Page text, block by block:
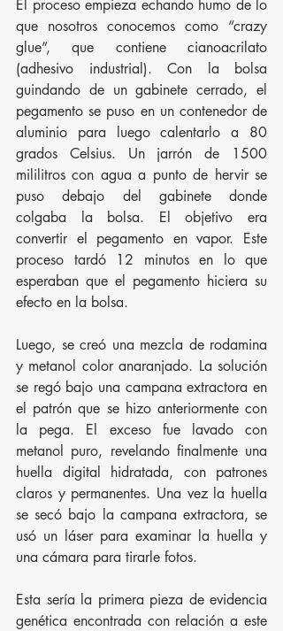
El proceso empieza echando humo de lo
que nosotros conocemos como “crazy
glue”, que contiene cianoacrilato
(adhesivo industrial). Con la bolsa
guindando de un gabinete cerrado, el
pegamento se puso en un contenedor de
aluminio para luego calentarlo a 80
grados Celsius. Un jarrón de 1500
mililitros con agua a punto de hervir se
puso debajo del gabinete donde
colgaba la bolsa. El objetivo era
convertir el pegamento en vapor. Este
proceso tardó 12 minutos en lo que
esperaban que el pegamento hiciera su
efecto en la bolsa.
Luego, se creó una mezcla de rodamina
y metanol color anaranjado. La solución
se regó bajo una campana extractora en
el patrón que se hizo anteriormente con
la pega. El exceso fue lavado con
metanol puro, revelando finalmente una
huella digital hidratada, con patrones
claros y permanentes. Una vez la huella
se secó bajo la campana extractora, se
usó un láser para examinar la huella y
una cámara para tirarle fotos.
Esta sería la primera pieza de evidencia
genética encontrada con relación a este